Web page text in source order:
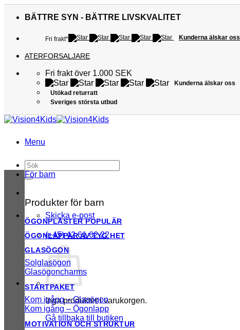
BÄTTRE SYN - BÄTTRE LIVSKVALITET
Fri frakt* Kunderna älskar oss
ATERFORSALJARE
Fri frakt över 1.000 SEK
Kunderna älskar oss
Utökad returratt
Sveriges största utbud
Menu
Sök
efter:
Skicka e-post
(+45) 42 61 62 22
Inga produkter i varukorgen.
Gå tillbaka till butiken
För barn
Produkter för barn
ÖGONPLÅSTER
ÖGONLAPPAR AV TYG
GLASÖGON
Solglasögon
Glasögoncharms
STARTPAKET
Kom igång – Glasögon
Kom igång – Ögonlapp
MOTIVATION OCH STRUKTUR